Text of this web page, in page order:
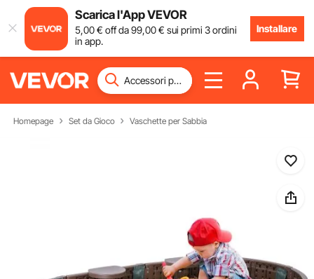
Scarica l'App VEVOR
5,00€ off da99,00€ sui primi 3 ordini
in app.
Installare
Homepage Set da Gioco Vaschette per Sabbia